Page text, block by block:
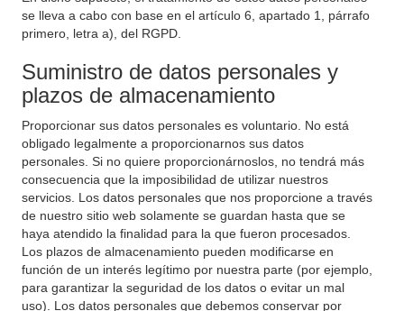
se lleva a cabo con base en el artículo 6, apartado 1, párrafo
primero, letra a), del RGPD.
Suministro de datos personales y
plazos de almacenamiento
Proporcionar sus datos personales es voluntario. No está
obligado legalmente a proporcionarnos sus datos
personales. Si no quiere proporcionárnoslos, no tendrá más
consecuencia que la imposibilidad de utilizar nuestros
servicios. Los datos personales que nos proporcione a través
de nuestro sitio web solamente se guardan hasta que se
haya atendido la finalidad para la que fueron procesados.
Los plazos de almacenamiento pueden modificarse en
función de un interés legítimo por nuestra parte (por ejemplo,
para garantizar la seguridad de los datos o evitar un mal
uso). Los datos personales que debemos conservar por